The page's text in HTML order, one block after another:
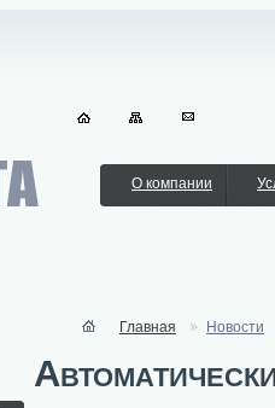
О компании
Главная Новости